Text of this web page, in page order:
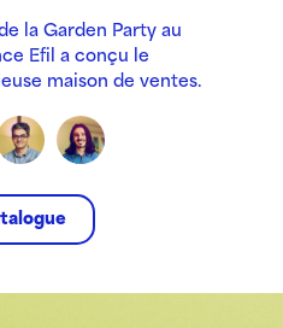
la Garden Party au
Efil a conçu le
maison de ventes.